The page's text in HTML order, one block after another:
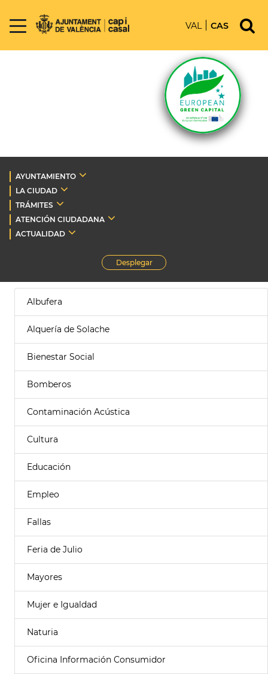
VAL CAS
AYUNTAMIENTO
LA CIUDAD
TRÁMITES
ATENCIÓN CIUDADANA
ACTUALIDAD
Desplegar
Albufera
Alquería de Solache
Bienestar Social
Bomberos
Contaminación Acústica
Cultura
Educación
Empleo
Fallas
Feria de Julio
Mayores
Mujer e Igualdad
Naturia
Oficina Información Consumidor